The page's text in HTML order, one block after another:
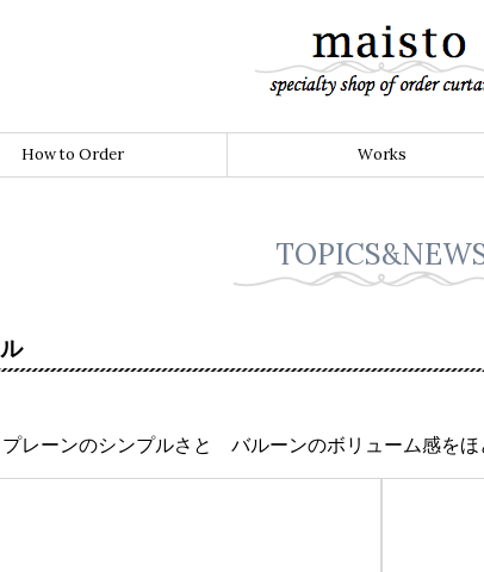
How to Order Works
レーンのシンプルさと バルーンのボリューム感をほ